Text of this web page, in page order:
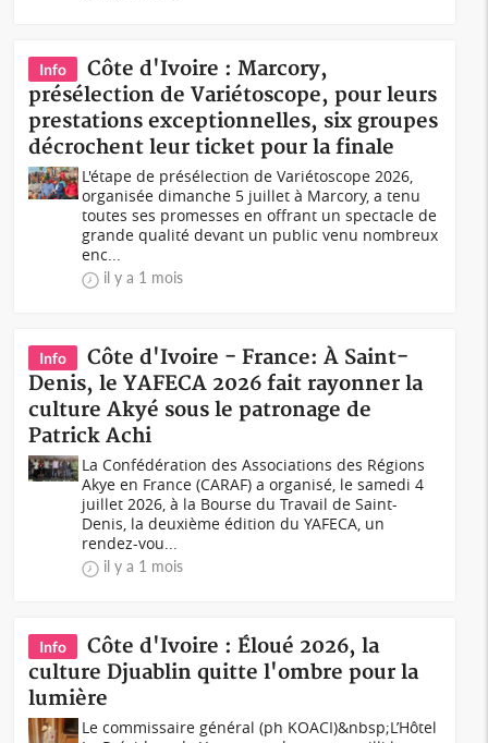
Info
Côte d'Ivoire : Marcory,
présélection de Variétoscope, pour leurs
prestations exceptionnelles, six groupes
décrochent leur ticket pour la finale
L'étape de présélection de Variétoscope 2026,
organisée dimanche 5 juillet à Marcory, a tenu
toutes ses promesses en offrant un spectacle de
grande qualité devant un public venu nombreux
enc...
il y a 1 mois
Info
Côte d'Ivoire - France: À Saint-
Denis, le YAFECA 2026 fait rayonner la
culture Akyé sous le patronage de
Patrick Achi
La Confédération des Associations des Régions
Akye en France (CARAF) a organisé, le samedi 4
juillet 2026, à la Bourse du Travail de Saint-
Denis, la deuxième édition du YAFECA, un
rendez-vou...
il y a 1 mois
Info
Côte d'Ivoire : Éloué 2026, la
culture Djuablin quitte l'ombre pour la
lumière
Le commissaire général (ph KOACI)&nbsp;L’Hôtel